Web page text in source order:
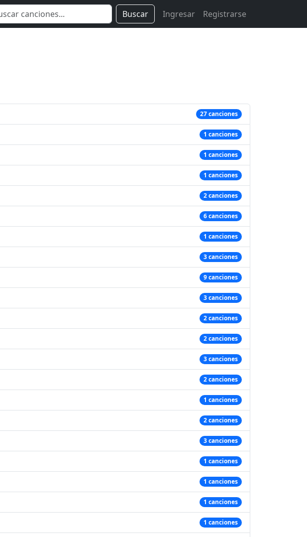
Buscar Ingresar Registrarse
27 canciones
1 canciones
1 canciones
1 canciones
2 canciones
6 canciones
1 canciones
3 canciones
9 canciones
3 canciones
2 canciones
2 canciones
3 canciones
2 canciones
1 canciones
2 canciones
3 canciones
1 canciones
1 canciones
1 canciones
1 canciones